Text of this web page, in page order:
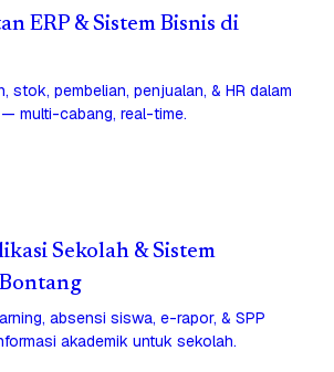
ERP & Sistem Bisnis di
stok, pembelian, penjualan, & HR dalam
multi-cabang, real-time.
Sekolah & Sistem
absensi siswa, e-rapor, & SPP
akademik untuk sekolah.